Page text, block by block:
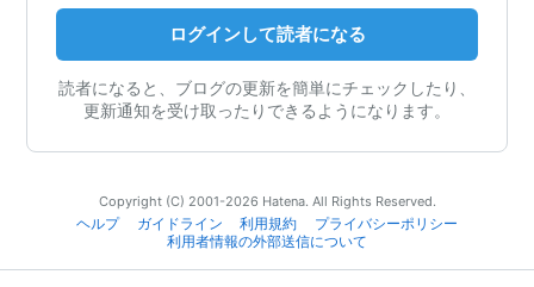
ログインして読者になる
読者になると、ブログの更新を簡単にチェックしたり、
更新通知を受け取ったりできるようになります。
Copyright (C) 2001-2026 Hatena. All Rights Reserved.
ヘルプ
ガイドライン 利用規約
プライバシーポリシー
利用者情報の外部送信について